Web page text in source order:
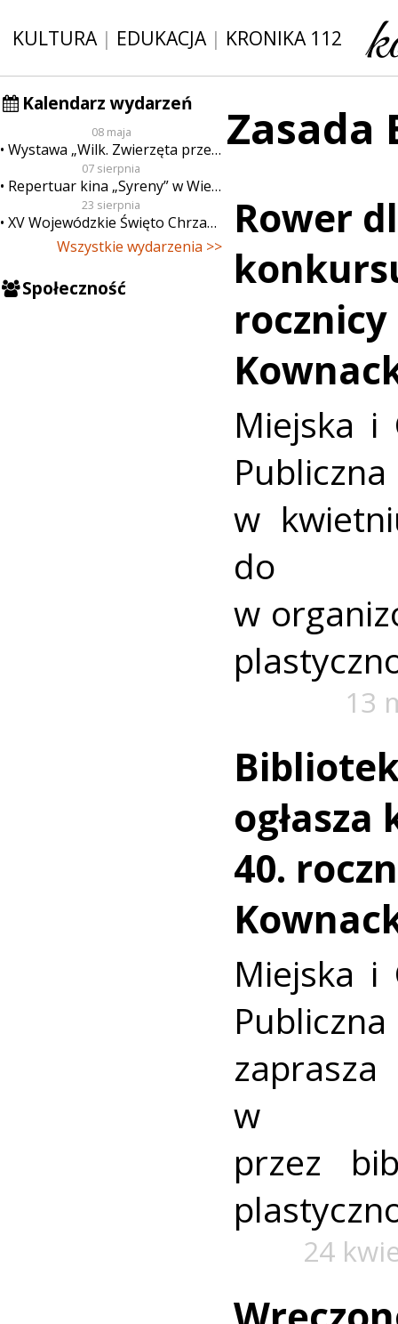
KULTURA| EDUKACJA| KRONIKA 112
Kalendarz wydarzeń
08 maja
Wystawa „Wilk. Zwierzęta przeklęte”
07 sierpnia
Repertuar kina „Syreny” w Wieluniu w dn. od 7 do 13 sierpnia
23 sierpnia
XV Wojewódzkie Święto Chrzanu
Wszystkie wydarzenia >>
Społeczność
Zasada
Rower
Miejska i
w
do
w
13
40.
Miejska i
w
przez
24